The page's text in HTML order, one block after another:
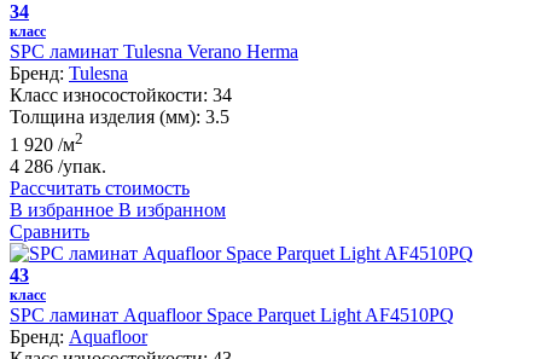
34
класс
SPC ламинат Tulesna Verano Herma
Бренд: Tulesna
Класс износостойкости: 34
Толщина изделия (мм): 3.5
1 920 /м2
4 286 /упак.
Рассчитать стоимость
В избранное В избранном
Сравнить
43
класс
SPC ламинат Aquafloor Space Parquet Light AF4510PQ
Бренд: Aquafloor